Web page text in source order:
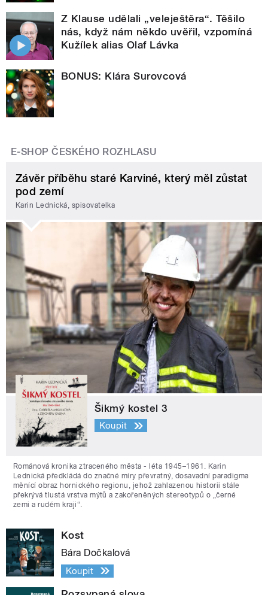
Z Klause udělali „veleještěra“. Těšilo
nás, když nám někdo uvěřil, vzpomíná
Kužílek alias Olaf Lávka
BONUS: Klára Surovcová
E-SHOP ČESKÉHO ROZHLASU
Závěr příběhu staré Karviné, který měl zůstat
pod zemí
Karin Lednická, spisovatelka
Šikmý kostel 3
Koupit
Románová kronika ztraceného města - léta 1945–1961. Karin
Lednická předkládá do značné míry převratný, dosavadní paradigma
měnící obraz hornického regionu, jehož zahlazenou historii stále
překrývá tlustá vrstva mýtů a zakořeněných stereotypů o „černé
zemi a rudém kraji“.
Kost
Bára Dočkalová
Koupit